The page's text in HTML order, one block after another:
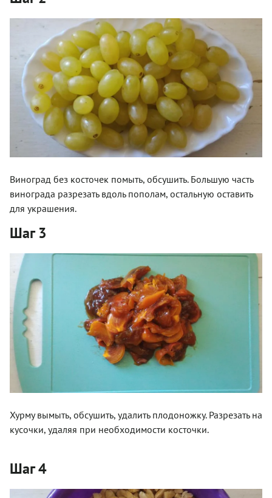
Виноград без косточек помыть, обсушить. Большую часть
винограда разрезать вдоль пополам, остальную оставить
для украшения.
Шаг 3
Хурму вымыть, обсушить, удалить плодоножку. Разрезать на
кусочки, удаляя при необходимости косточки.
Шаг 4